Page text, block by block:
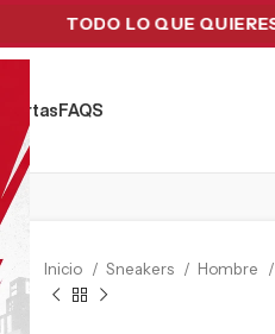
TODO LO QUE QUIERES EN
Ofertas FAQ´S
Inicio Sneakers Hombre